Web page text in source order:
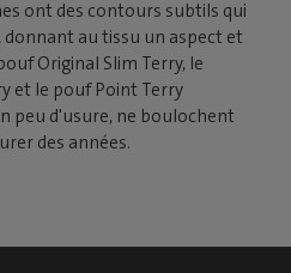
ont des contours subtils qui
au tissu un aspect et
Original Slim Terry, le
et le pouf Point Terry
peu d'usure, ne boulochent
des années.